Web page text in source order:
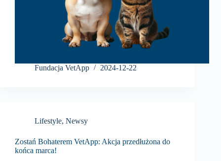
Fundacja VetApp 2024-12-22
Lifestyle, Newsy
Zostań Bohaterem VetApp: Akcja przedłużona do
końca marca!